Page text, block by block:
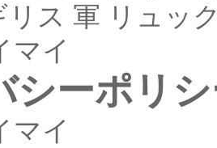
リス 軍 リュッ
シーポリ